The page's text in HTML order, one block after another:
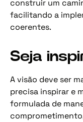
construir um
facilitando a
coerentes.
Seja
A visão deve ser
precisa inspirar e
formulada de